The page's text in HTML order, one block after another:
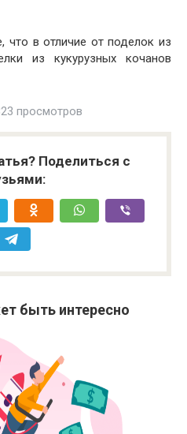
что в отличие от поделок из
из кукурузных кочанов
просмотров
Поделиться с
быть интересно